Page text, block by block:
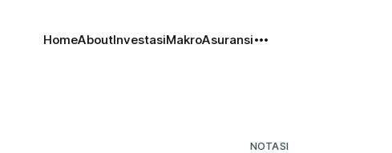
HomeAboutInvestasiMakroAsuransi
NOTASI